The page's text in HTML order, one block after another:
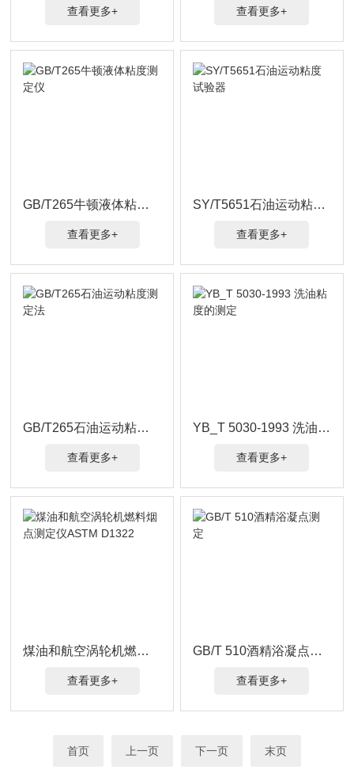
查看更多+ 查看更多+
GB/T265牛顿液体粘度测定仪
查看更多+
SY/T5651石油运动粘度试验器
查看更多+
GB/T265石油运动粘度测定法
查看更多+
YB_T 5030-1993 洗油粘度的测定
查看更多+
煤油和航空涡轮机燃料烟点测定仪ASTM D1322
查看更多+
GB/T 510酒精浴凝点测定
查看更多+
首页 上一页 下一页 末页